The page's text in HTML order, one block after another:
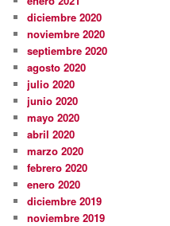
diciembre 2020
noviembre 2020
septiembre 2020
agosto 2020
julio 2020
junio 2020
mayo 2020
abril 2020
marzo 2020
febrero 2020
enero 2020
diciembre 2019
noviembre 2019